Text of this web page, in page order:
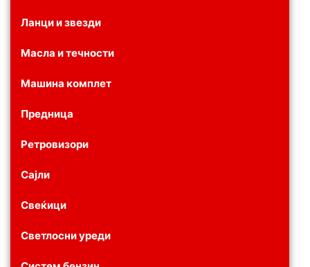
Ланци и звезди
Масла и течности
Машина комплет
Предница
Ретровизори
Сајли
Свеќици
Светлосни уреди